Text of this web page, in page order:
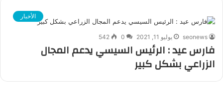
الأخبار
seonews يوليو 11, 2021 0
542
فارس عيد : الرئيس السيسي يدعم المجال
الزراعي بشكل كبير